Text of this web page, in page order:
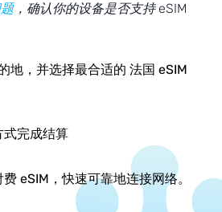
，确认你的设备是否支持 eSIM
地，并选择最合适的 法国 eSIM
式完成结算
eSIM，快速可靠地连接网络。